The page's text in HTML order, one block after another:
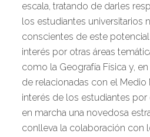
escala, tratando de darles
los estudiantes universitarios
conscientes de este
interés por otras áreas
como la Geografía Física y,
de relacionadas con el Medio
interés de los estudiantes por
en marcha una novedosa
conlleva la colaboración con